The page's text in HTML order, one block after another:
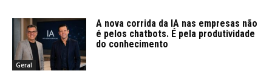
Geral
A nova corrida da IA nas empresas não
é pelos chatbots. É pela produtividade
do conhecimento